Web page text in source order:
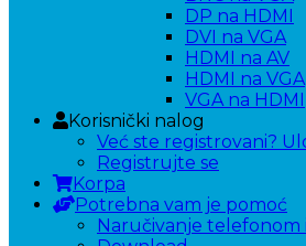
DP na HDMI
DVI na VGA
HDMI na AV
HDMI na VGA
VGA na HDMI
Korisnički nalog
Već ste registrovani?
Registrujte se
Korpa
Potrebna vam je pomoć
Naručivanje telefonom